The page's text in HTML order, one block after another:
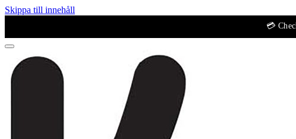
Skippa till innehåll